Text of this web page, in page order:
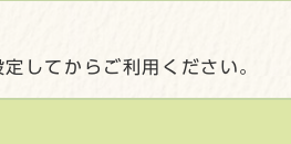
してからご利用ください。